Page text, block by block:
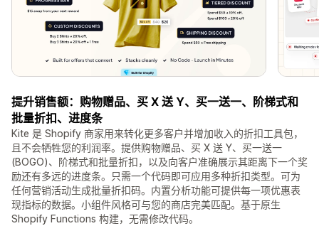
提升销售额：购物赠品、买 X 送 Y、买一送一、阶梯式和
批量折扣、进度条
Kite 是 Shopify 商家用来转化更多客户并增加收入的折扣工具包，
且不会牺牲您的利润率。提供购物赠品、买 X 送 Y、买一送一
(BOGO)、阶梯式和批量折扣，以及向客户准确展示其距离下一个奖
励还有多远的进度条。只需一个代码即可应用多种折扣类型。可为
任何营销活动生成批量折扣码。内置分析功能可提供每一项优惠表
现指标的数据。小组件风格可与您的商店完美匹配。基于原生
Shopify Functions 构建，无需修改代码。